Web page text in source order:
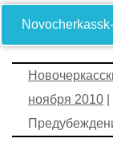
ноября 2010